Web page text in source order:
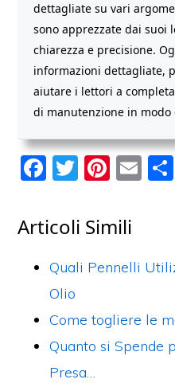
dettagliate su vari
sono apprezzate dai suoi
chiarezza e precisione.
informazioni dettagliate,
aiutare i lettori a
di manutenzione in modo
F
c
e
b
o
o
k
T
itt
er
Pi
er
e
st
E
Articoli Simili
Quali Pennelli
Olio
Come togliere le
Quanto si Spende
Presa…